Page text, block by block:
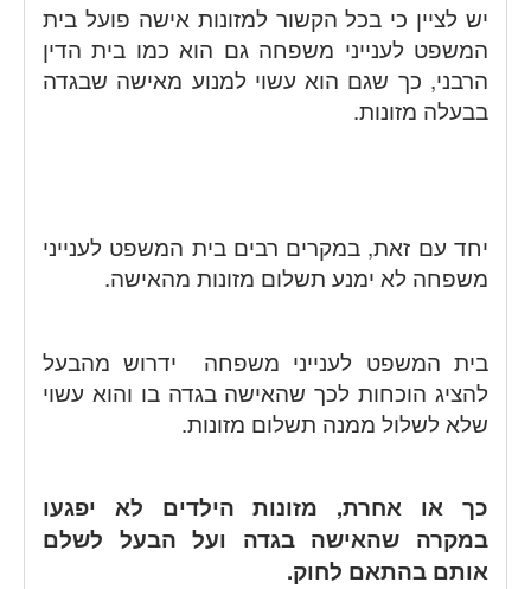
יש לציין כי בכל הקשור למזונות אישה פועל בית
המשפט לענייני משפחה גם הוא כמו בית הדין
הרבני, כך שגם הוא עשוי למנוע מאישה שבגדה
בבעלה מזונות.
יחד עם זאת, במקרים רבים בית המשפט לענייני
משפחה לא ימנע תשלום מזונות מהאישה.
בית המשפט לענייני משפחה ידרוש מהבעל
להציג הוכחות לכך שהאישה בגדה בו והוא עשוי
שלא לשלול ממנה תשלום מזונות.
כך או אחרת, מזונות הילדים לא יפגעו
במקרה שהאישה בגדה ועל הבעל לשלם
אותם בהתאם לחוק.